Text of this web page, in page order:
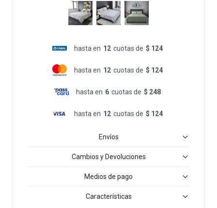
hasta en 12 cuotas de $ 124
hasta en 12 cuotas de $ 124
hasta en 6 cuotas de $ 248
hasta en 12 cuotas de $ 124
Envíos
Cambios y Devoluciones
Medios de pago
Características